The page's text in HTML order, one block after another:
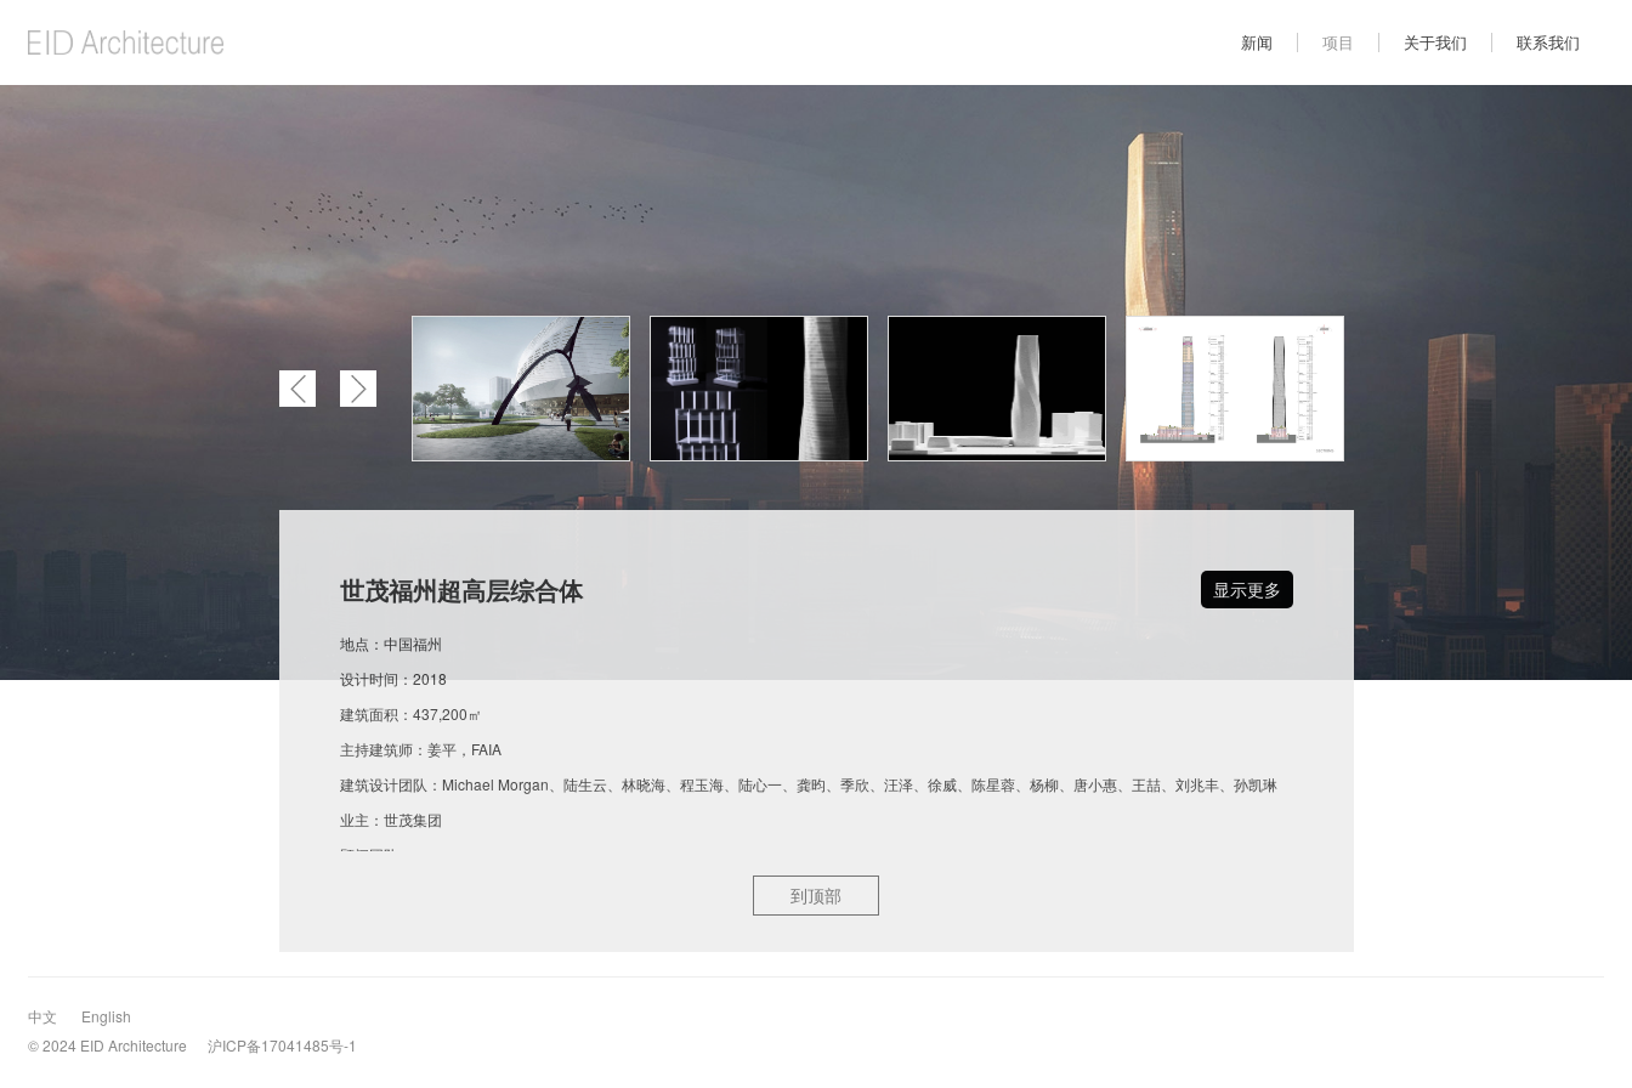
新闻 项目 关于我们 联系我们
世茂福州超高层综合体 显示更多
地点：中国福州
设计时间：2018
建筑面积：437,200㎡
主持建筑师：姜平，FAIA
建筑设计团队：Michael Morgan、陆生云、林晓海、程玉海、陆心一、龚昀、季欣、汪泽、徐威、陈星蓉、杨柳、唐小惠、王喆、刘兆丰、孙凯琳
业主：世茂集团
顾问团队：
总建筑面积达437,200平方米。建筑师对传统摩天楼的形式设计进行了重新思考，希望通过合理的结构优化策略兼顾形式美感为设计出发点，利用结
到顶部
中文
English
© 2024 EID Architecture
沪ICP备17041485号-1